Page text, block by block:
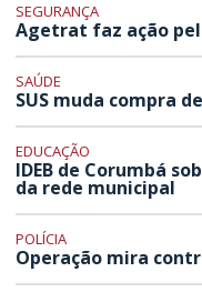
SEGURANÇA
Agetrat faz ação
SAÚDE
SUS muda compra
EDUCAÇÃO
IDEB de Corumbá
da rede municipal
POLÍCIA
Operação mira